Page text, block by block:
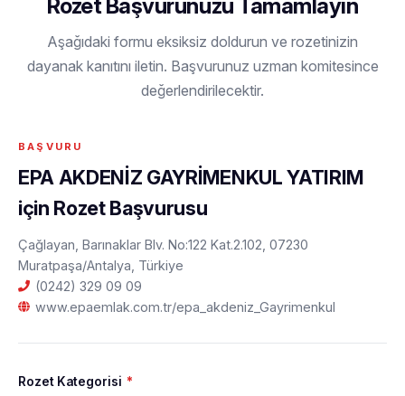
Rozet Başvurunuzu Tamamlayın
Aşağıdaki formu eksiksiz doldurun ve rozetinizin
dayanak kanıtını iletin. Başvurunuz uzman komitesince
değerlendirilecektir.
EPA AKDENİZ GAYRİMENKUL YATIRIM
için Rozet Başvurusu
Çağlayan, Barınaklar Blv. No:122 Kat.2.102, 07230
Muratpaşa/Antalya, Türkiye
(0242) 329 09 09
www.epaemlak.com.tr/epa_akdeniz_Gayrimenkul
Rozet Kategorisi *